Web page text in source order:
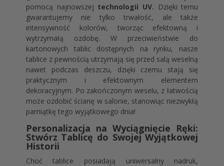
pomocą najnowszej technologii UV. Dzięki temu
gwarantujemy nie tylko trwałość, ale także
intensywność kolorów, tworząc efektowną i
wytrzymałą ozdobę. W przeciwieństwie do
kartonowych tablic dostępnych na rynku, nasze
tablice z pewnością utrzymają się przed salą weselną
nawet podczas deszczu, dzięki czemu stają się
praktycznym i efektownym elementem
dekoracyjnym. Po zakończonym weselu, z łatwością
może ozdobić ścianę w salonie, stanowiąc niezwykłą
pamiątkę tego wyjątkowego dnia!
Personalizacja na Wyciągnięcie Ręki:
Stwórz Tablicę do Swojej Wyjątkowej
Historii
Choć tablice posiadają uniwersalny nadruk,